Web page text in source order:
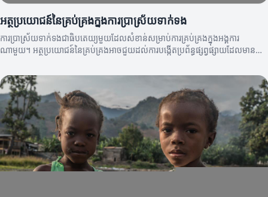
អត្ថប្រយោជន៍នៃគ្រប់គ្រងក្នុងការប្រាស្រ័យទាក់ទង
ការប្រាស្រ័យទាក់ទងជាធិបតេយ្យមួយដែលសំខាន់សម្រាប់ការគ្រប់គ្រងក្នុងអង្គការ
ណាមួយ។ អត្ថប្រយោជន៍នៃគ្រប់គ្រងអាចជួយដល់ការបង្កើតប្រព័ន្ធផ្សព្វផ្សាយដែលមាន